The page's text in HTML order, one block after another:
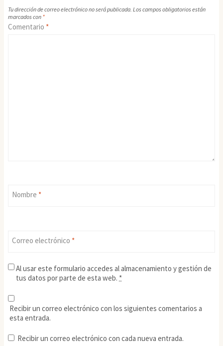
Tu dirección de correo electrónico no será publicada. Los campos obligatorios están
marcados con *
Comentario *
Nombre *
Correo electrónico *
Al usar este formulario accedes al almacenamiento y gestión de
tus datos por parte de esta web. *
Recibir un correo electrónico con los siguientes comentarios a
esta entrada.
Recibir un correo electrónico con cada nueva entrada.